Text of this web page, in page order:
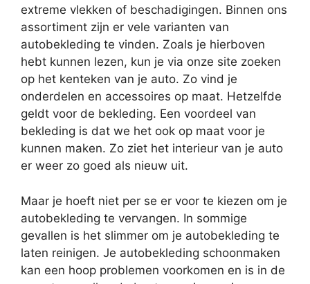
extreme vlekken of beschadigingen. Binnen ons
assortiment zijn er vele varianten van
autobekleding te vinden. Zoals je hierboven
hebt kunnen lezen, kun je via onze site zoeken
op het kenteken van je auto. Zo vind je
onderdelen en accessoires op maat. Hetzelfde
geldt voor de bekleding. Een voordeel van
bekleding is dat we het ook op maat voor je
kunnen maken. Zo ziet het interieur van je auto
er weer zo goed als nieuw uit.
Maar je hoeft niet per se er voor te kiezen om je
autobekleding te vervangen. In sommige
gevallen is het slimmer om je autobekleding te
laten reinigen. Je autobekleding schoonmaken
kan een hoop problemen voorkomen en is in de